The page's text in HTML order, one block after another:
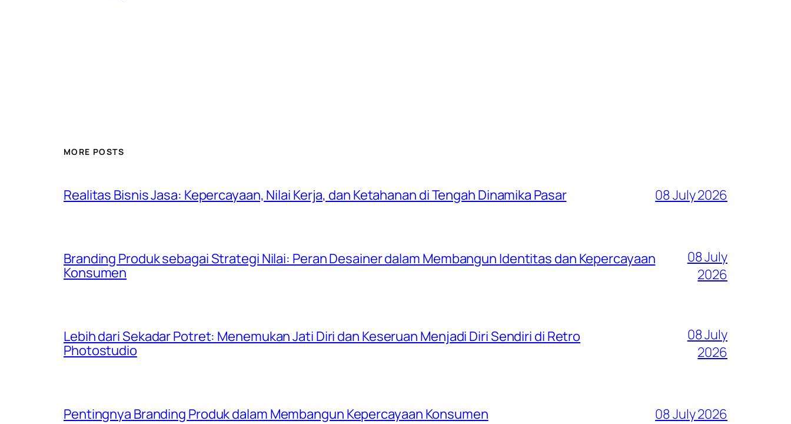
MORE POSTS
Realitas Bisnis Jasa: Kepercayaan, Nilai Kerja, dan Ketahanan di Tengah Dinamika Pasar 08 July 2026
Branding Produk sebagai Strategi Nilai: Peran Desainer dalam Membangun Identitas dan Kepercayaan
Konsumen
08 July
2026
Lebih dari Sekadar Potret: Menemukan Jati Diri dan Keseruan Menjadi Diri Sendiri di Retro
Photostudio
08 July
2026
Pentingnya Branding Produk dalam Membangun Kepercayaan Konsumen 08 July 2026